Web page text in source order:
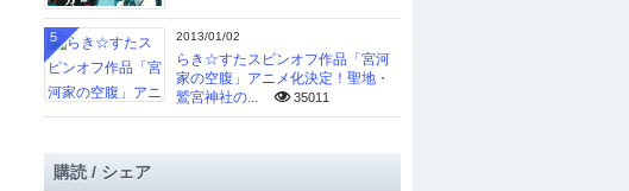
2013/01/02
らき☆すたスピンオフ作品「宮河
家の空腹」アニメ化決定！聖地・
鷲宮神社の...
35011
5
購読 / シェア